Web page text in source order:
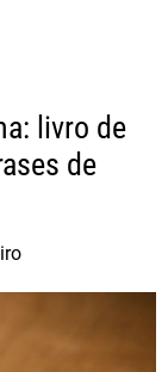
livro de
de